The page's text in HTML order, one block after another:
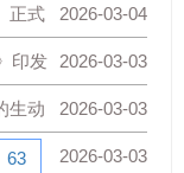
2026-03-04
正式
2026-03-03
印发
2026-03-03
生动
2026-03-03
63